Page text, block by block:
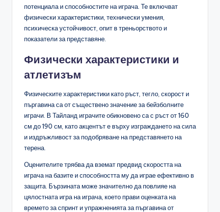
потенциала и способностите на играча. Те включват
физически характеристики, технически умения,
психическа устойчивост, опит в треньорството и
показатели за представяне.
Физически характеристики и
атлетизъм
Физическите характеристики като ръст, тегло, скорост и
пъргавина са от съществено значение за бейзболните
играчи. В Тайланд играчите обикновено са с ръст от 160
см до 190 см, като акцентът е върху изграждането на сила
и издръжливост за подобряване на представянето на
терена.
Оценителите трябва да вземат предвид скоростта на
играча на базите и способността му да играе ефективно в
защита. Бързината може значително да повлияе на
цялостната игра на играча, което прави оценката на
времето за спринт и упражненията за пъргавина от